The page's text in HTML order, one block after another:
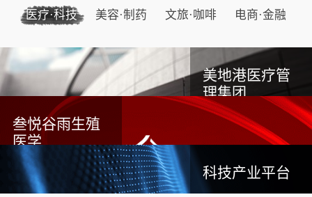
医疗·科技 美容·制药 文旅·咖啡 电商·金融
美地港医疗管
理集团
叁悦谷雨生殖
医学
科技产业平台